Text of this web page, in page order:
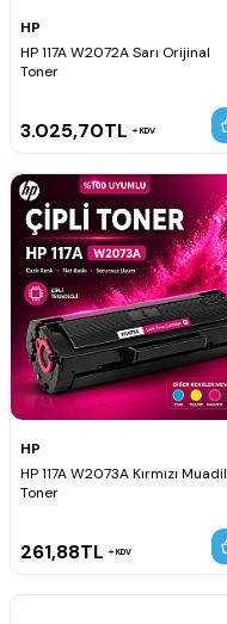
HP
HP 117A W2072A Sarı Orijinal
Toner
3.025,70TL KDV
HP
HP 117A W2073A Kırmızı Muadil
Toner
261,88TL KDV